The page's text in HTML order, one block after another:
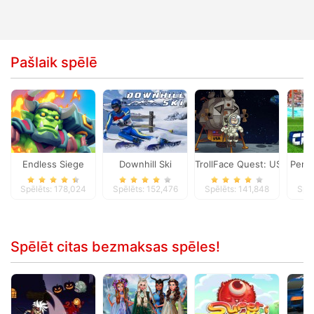
Pašlaik spēlē
Endless Siege
Spēlēts: 178,024
Downhill Ski
Spēlēts: 152,476
TrollFace Quest: USA 1
Spēlēts: 141,848
Spēlēt citas bezmaksas spēles!